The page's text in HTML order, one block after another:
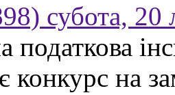
субота, 20
податкова
конкурс на